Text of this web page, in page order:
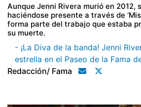
Aunque Jenni Rivera murió en 2012,
haciéndose presente a través de
forma parte del trabajo que estaba
su muerte.
- ¡La Diva de la banda! Jenni
estrella en el Paseo de la Fama
Redacción/ Fama